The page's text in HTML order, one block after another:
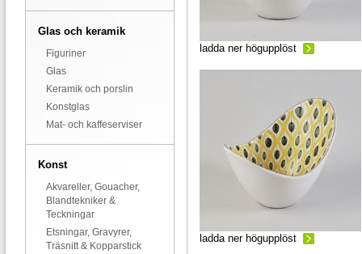
Glas och keramik
Figuriner
Glas
Keramik och porslin
Konstglas
Mat- och kaffeserviser
Konst
Akvareller, Gouacher,
Blandtekniker &
Teckningar
Etsningar, Gravyrer,
Träsnitt & Kopparstick
ladda ner högupplöst
ladda ner högupplöst